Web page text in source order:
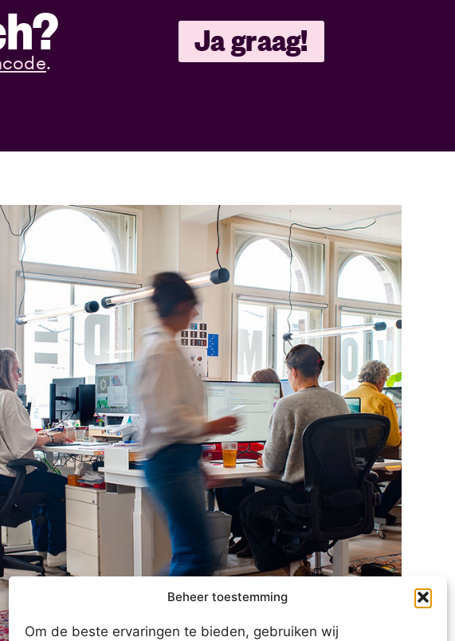
Beheer toestemming
Om de beste ervaringen te bieden, gebruiken wij
.
Ja graag!